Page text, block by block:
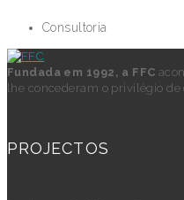
Consultoria
Fundada em 1992, a FFC
lhe concederam o privilégio de
PROJECTOS